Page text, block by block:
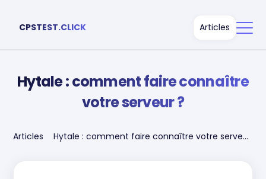
CPSTEST.CLICK Articles
Hytale : comment faire connaître
votre serveur ?
Articles
Hytale : comment faire connaître votre serveur